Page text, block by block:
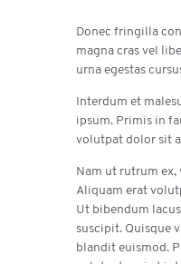
Donec fringilla
magna cras vel
urna egestas
Interdum et
ipsum. Primis in
volutpat dolor sit
Nam ut rutrum
Aliquam erat
Ut bibendum
suscipit. Quisque
blandit euismod.